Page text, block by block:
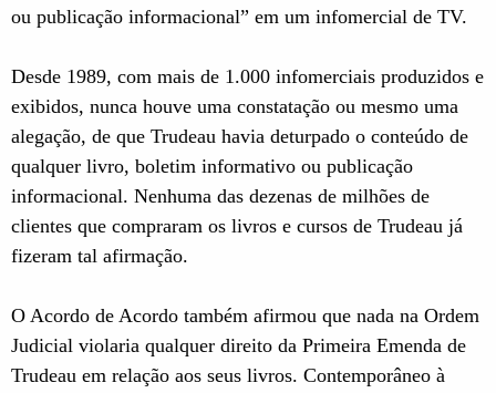
ou publicação informacional” em um infomercial de TV.
Desde 1989, com mais de 1.000 infomerciais produzidos e
exibidos, nunca houve uma constatação ou mesmo uma
alegação, de que Trudeau havia deturpado o conteúdo de
qualquer livro, boletim informativo ou publicação
informacional. Nenhuma das dezenas de milhões de
clientes que compraram os livros e cursos de Trudeau já
fizeram tal afirmação.
O Acordo de Acordo também afirmou que nada na Ordem
Judicial violaria qualquer direito da Primeira Emenda de
Trudeau em relação aos seus livros. Contemporâneo à